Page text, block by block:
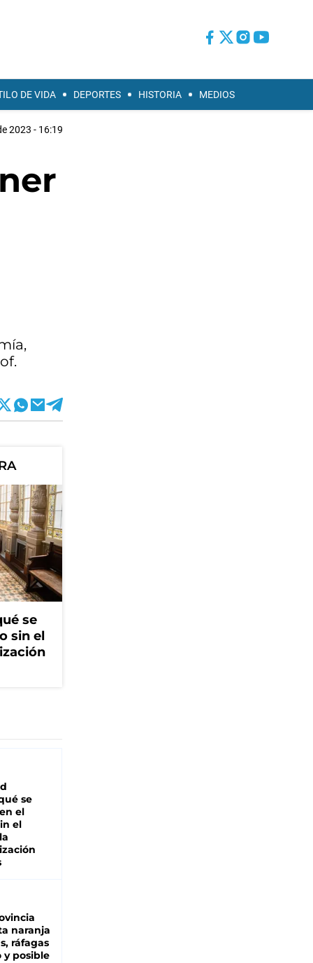
DE VIDA DEPORTES HISTORIA MEDIOS
2023 - 16:19
se
sin el
se
el
el
naranja
ráfagas
y posible